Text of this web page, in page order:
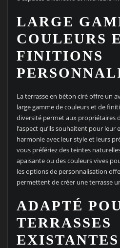
LARGE
COULEURS
FINITIONS
La terrasse en béton ciré offre un
large gamme de couleurs et de
diversité permet aux propriétaires
l’aspect qu’ils souhaitent pour leur
harmonie avec leur style et leurs
vous préfériez des teintes
apaisante ou des couleurs vives
les options de personnalisation
permettent de créer une terrasse
ADAPTÉ
TERRASSES